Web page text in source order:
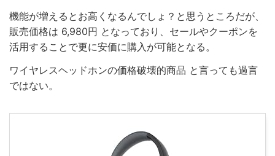
機能が増えるとお高くなるんでしょ？と思うところだが、
販売価格は 6,980円 となっており、セールやクーポンを
活用することで更に安価に購入が可能となる。
ワイヤレスヘッドホンの価格破壊的商品 と言っても過言
ではない。